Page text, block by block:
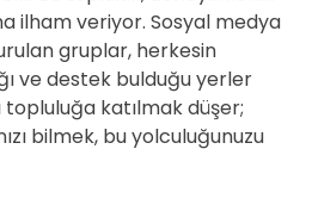
ilham veriyor. Sosyal medya
gruplar, herkesin
ve destek bulduğu yerler
topluluğa katılmak düşer;
bilmek, bu yolculuğunuzu